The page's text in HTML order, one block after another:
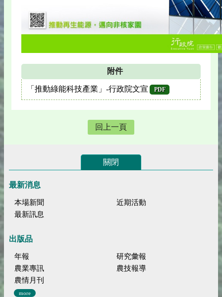
附件
「推動綠能科技產業」-行政院文宣 PDF
回上一頁
關閉
最新消息
本場新聞
近期活動
最新訊息
出版品
年報
研究彙報
農業專訊
農技報導
農情月刊
more